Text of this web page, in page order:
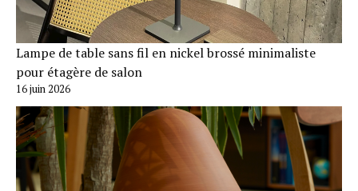
Lampe de table sans fil en nickel brossé minimaliste
pour étagère de salon
16 juin 2026